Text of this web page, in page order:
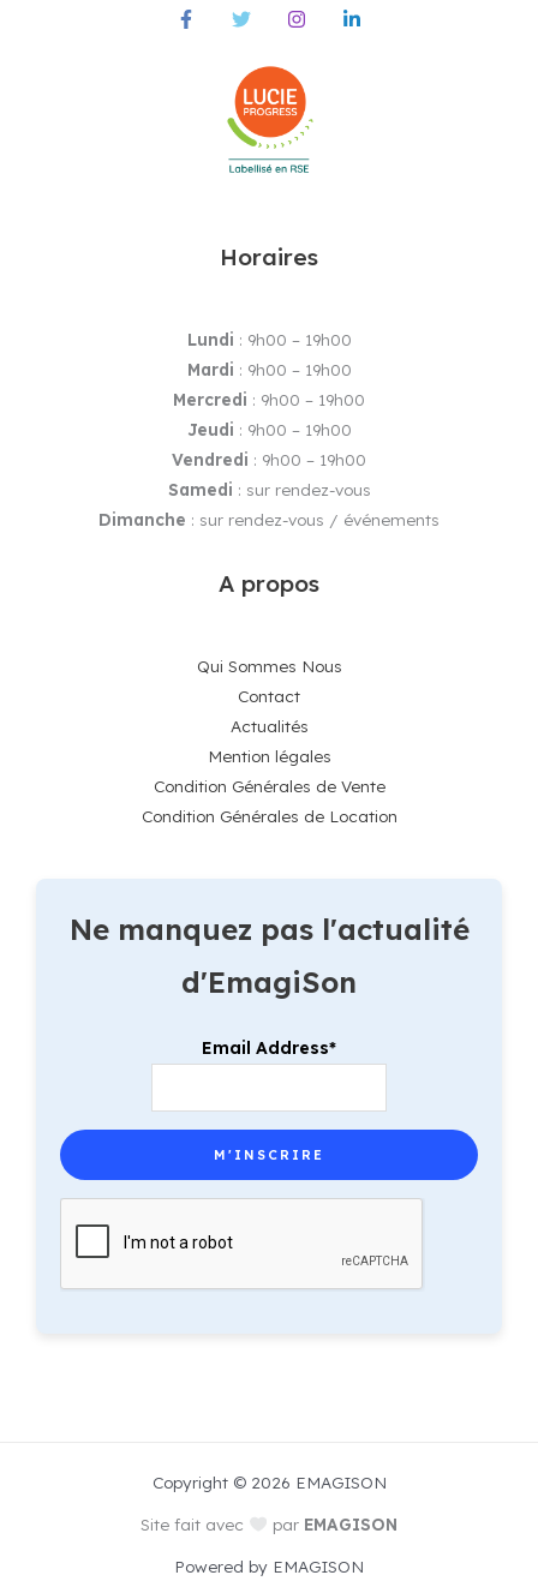
Horaires
Lundi : 9h00 – 19h00
Mardi : 9h00 – 19h00
Mercredi : 9h00 – 19h00
Jeudi : 9h00 – 19h00
Vendredi : 9h00 – 19h00
Samedi : sur rendez-vous
Dimanche : sur rendez-vous / événements
A propos
Qui Sommes Nous
Contact
Actualités
Mention légales
Condition Générales de Vente
Condition Générales de Location
Ne manquez pas l'actualité
d'EmagiSon
Email Address*
Copyright © 2026 EMAGISON
Site fait avec par EMAGISON
Powered by EMAGISON